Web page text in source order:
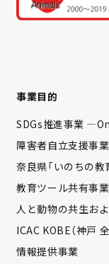
事業目的
SDGs推進事業
障害者自立支援事業
奈良県「いのちの
教育ツール共有事業
人と動物の共生お
ICAC KOBE（神戸
情報提供事業